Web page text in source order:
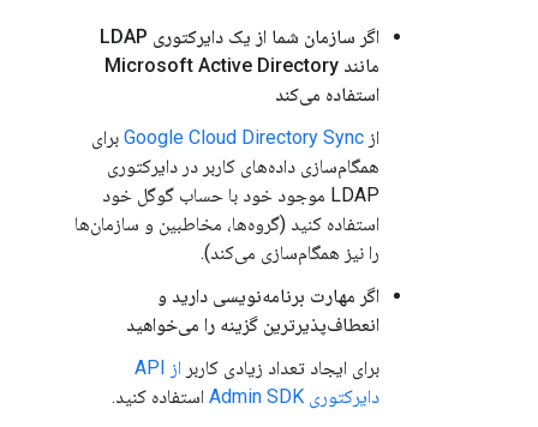
اگر سازمان شما از یک دایرکتوری LDAP
مانند Microsoft Active Directory
استفاده می‌کند
از Google Cloud Directory Sync برای
همگام‌سازی داده‌های کاربر در دایرکتوری
LDAP موجود خود با حساب گوگل خود
استفاده کنید (گروه‌ها، مخاطبین و سازمان‌ها
را نیز همگام‌سازی می‌کند).
اگر مهارت برنامه‌نویسی دارید و
انعطاف‌پذیرترین گزینه را می‌خواهید
برای ایجاد تعداد زیادی کاربر
از API
دایرکتوری Admin SDK
استفاده کنید.